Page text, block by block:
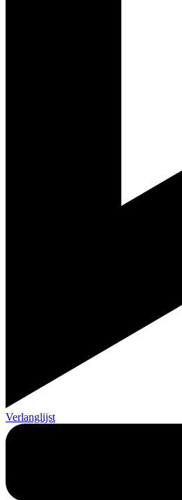
Verlanglijst